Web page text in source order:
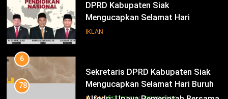
DPRD Kabupaten Siak
Mengucapkan Selamat Hari
Pendidikan Nasional
IKLAN
6
Sekretaris DPRD Kabupaten Siak
Mengucapkan Selamat Hari Buruh
78